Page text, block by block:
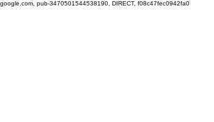
google.com, pub-3470501544538190, DIRECT, f08c47fec0942fa0